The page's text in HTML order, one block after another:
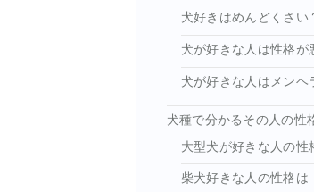
犬好きはめんどくさい
犬が好きな人は性格が
犬が好きな人はメンヘ
犬種で分かるその人の性
大型犬が好きな人の性
柴犬好きな人の性格は